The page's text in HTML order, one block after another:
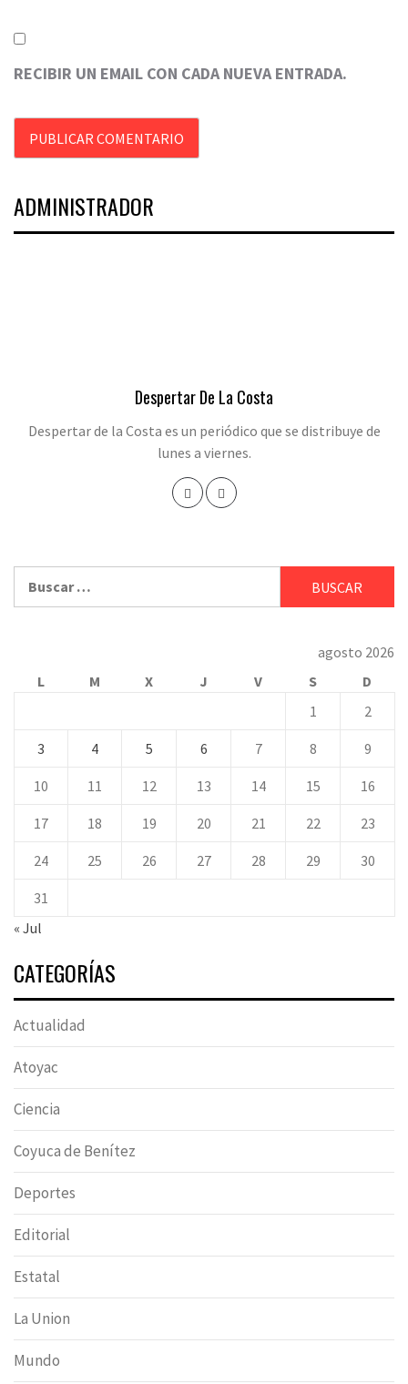
RECIBIR UN EMAIL CON CADA NUEVA ENTRADA.
ADMINISTRADOR
Despertar De La Costa
Despertar de la Costa es un periódico que se distribuye de
lunes a viernes.
agosto 2026
L
M X J V S
D
1
2
3 4 5 6 7 8 9
10 11 12 13 14 15 16
17 18 19 20 21 22 23
24 25 26 27 28 29 30
31
« Jul
CATEGORÍAS
Actualidad
Atoyac
Ciencia
Coyuca de Benítez
Deportes
Editorial
Estatal
La Union
Mundo